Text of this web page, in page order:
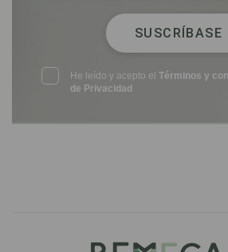
SUSCRÍBASE
He leído y acepto elTérminos y
de Privacidad